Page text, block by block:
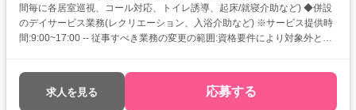
間毎に各居室巡視、コール対応、トイレ誘導、起床/就寝介助など) ◆併設
のデイサービス業務(レクリエーション、入浴介助など) ※サービス提供時
間:9:00~17:00 -- 従事すべき業務の変更の範囲:資格要件により対象外とな
求人を見る 応募する